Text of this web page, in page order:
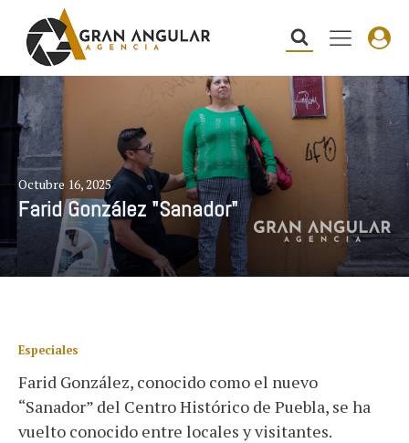
Octubre 16, 2025
Farid González "Sanador"
Especiales
Farid González, conocido como el nuevo
“Sanador” del Centro Histórico de Puebla, se ha
vuelto conocido entre locales y visitantes.